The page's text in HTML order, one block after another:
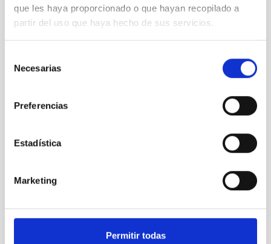
que les haya proporcionado o que hayan recopilado a
partir del uso que haya hecho de sus servicios.
Necesarias
Preferencias
Estadística
Marketing
Permitir todas